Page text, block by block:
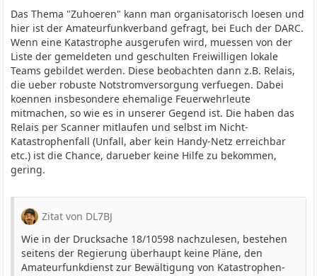
Das Thema "Zuhoeren" kann man organisatorisch loesen und
hier ist der Amateurfunkverband gefragt, bei Euch der DARC.
Wenn eine Katastrophe ausgerufen wird, muessen von der
Liste der gemeldeten und geschulten Freiwilligen lokale
Teams gebildet werden. Diese beobachten dann z.B. Relais,
die ueber robuste Notstromversorgung verfuegen. Dabei
koennen insbesondere ehemalige Feuerwehrleute
mitmachen, so wie es in unserer Gegend ist. Die haben das
Relais per Scanner mitlaufen und selbst im Nicht-
Katastrophenfall (Unfall, aber kein Handy-Netz erreichbar
etc.) ist die Chance, darueber keine Hilfe zu bekommen,
gering.
Zitat von DL7BJ
Wie in der Drucksache 18/10598 nachzulesen, bestehen
seitens der Regierung überhaupt keine Pläne, den
Amateurfunkdienst zur Bewältigung von Katastrophen-